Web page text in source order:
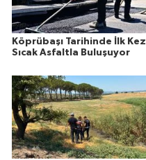
Köprübaşı Tarihinde İlk Kez
Sıcak Asfaltla Buluşuyor